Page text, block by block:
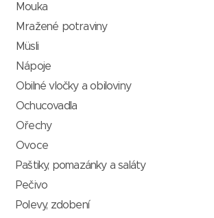
Mouka
Mražené potraviny
Müsli
Nápoje
Obilné vločky a obiloviny
Ochucovadla
Ořechy
Ovoce
Paštiky, pomazánky a saláty
Pečivo
Polevy, zdobení